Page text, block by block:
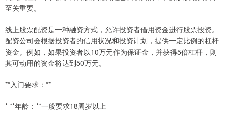
至关重要。
线上股票配资是一种融资方式，允许投资者借用资金进行股票投资。
配资公司会根据投资者的信用状况和投资计划，提供一定比例的杠杆
资金。例如，如果投资者以10万元作为保证金，并获得5倍杠杆，则
其可动用的资金将达到50万元。
**入门要求：**
* **年龄：**一般要求18周岁以上